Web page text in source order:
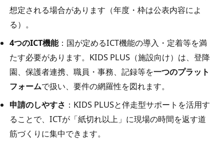
想定される場合があります（年度・枠は公表内容によ
る）。
4つのICT機能：国が定めるICT機能の導入・定着等を満
たす必要があります。KIDS PLUS（施設向け）は、登降
園、保護者連携、職員・事務、記録等を一つのプラット
フォームで扱い、要件の網羅性を図れます。
申請のしやすさ ：KIDS PLUSと伴走型サポートを活用す
ることで、ICTが「紙切れ以上」に現場の時間を返す道
筋づくりに集中できます。